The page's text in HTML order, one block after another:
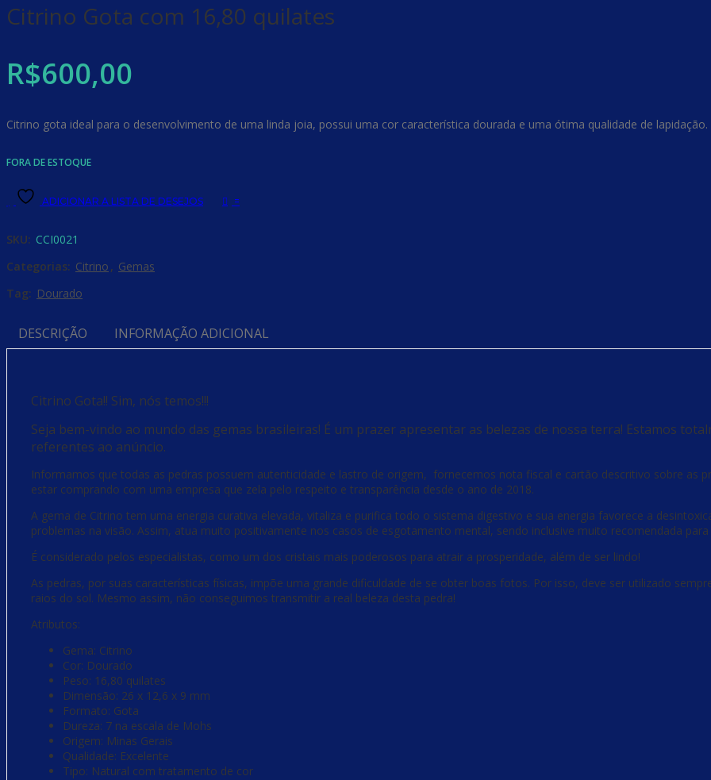
Citrino Gota com 16,80 quilates
R$600,00
Citrino gota ideal para o desenvolvimento de uma linda joia, possui uma cor característica dourada e uma ótima qualidade de lapidação.
FORA DE ESTOQUE
ADICIONAR A LISTA DE DESEJOS =
SKU: CCI0021
Categorias: Citrino , Gemas
Tag: Dourado
DESCRIÇÃO INFORMAÇÃO ADICIONAL
Citrino Gota!! Sim, nós temos!!!
Seja bem-vindo ao mundo das gemas brasileiras! É um prazer apresentar as belezas de nossa terra! Estamos
referentes ao anúncio.
Informamos que todas as pedras possuem autenticidade e lastro de origem, fornecemos nota fiscal e cartão descritivo sobre as
estar comprando com uma empresa que zela pelo respeito e transparência desde o ano de 2018.
A gema de Citrino tem uma energia curativa elevada, vitaliza e purifica todo o sistema digestivo e sua energia favorece a
problemas na visão. Assim, atua muito positivamente nos casos de esgotamento mental, sendo inclusive muito recomendada
É considerado pelos especialistas, como um dos cristais mais poderosos para atrair a prosperidade, além de ser lindo!
As pedras, por suas características físicas, impõe uma grande dificuldade de se obter boas fotos. Por isso, deve ser utilizado
raios do sol. Mesmo assim, não conseguimos transmitir a real beleza desta pedra!
Atributos:
Gema: Citrino
Cor: Dourado
Peso: 16,80 quilates
Dimensão: 26 x 12,6 x 9 mm
Formato: Gota
Dureza: 7 na escala de Mohs
Origem: Minas Gerais
Qualidade: Excelente
Tipo: Natural com tratamento de cor